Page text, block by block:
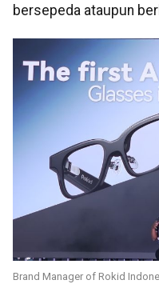
bersepeda ataupun
Brand Manager of Rokid